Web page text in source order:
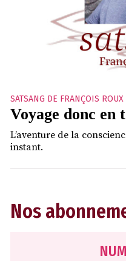
SATSANG DE FRANÇOIS ROUX
Voyage donc en
L’aventure de la
instant.
Nos